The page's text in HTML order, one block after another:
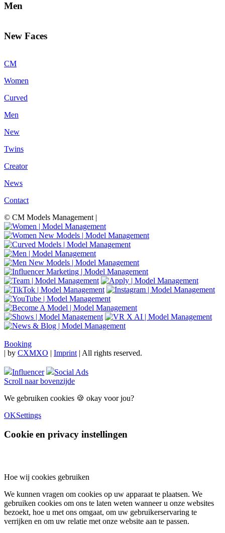
Men
New Faces
CM
Women
Curved
Men
New
Twins
Creator
News
Contact
© CM Models Management |
Booking
| by CXMXO | Imprint | All rights reserved.
Influencer
Social Ads
Scroll naar bovenzijde
We gebruiken cookies 🍪 okay voor jou?
OKSettings
Cookie en privacy instellingen
Hoe wij cookies gebruiken
We kunnen vragen om cookies op uw apparaat te plaatsen. We
gebruiken cookies om ons te laten weten wanneer u onze websites
bezoekt, hoe u met ons omgaat, om uw gebruikerservaring te
verrijken en om uw relatie met onze website aan te passen.